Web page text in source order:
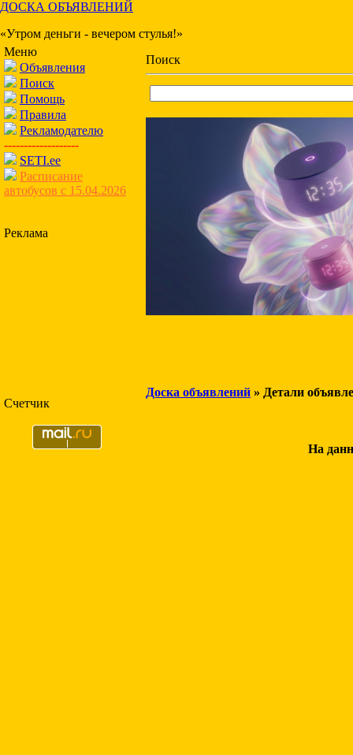
ДОСКА ОБЪЯВЛЕНИЙ
«Утром деньги - вечером стулья!»
Меню
Объявления
Поиск
Помощь
Правила
Рекламодателю
-------------------
SETI.ee
Расписание
автобусов с 15.04.2026
Реклама
Счетчик
Поиск
Доска объявлений » Детали
На